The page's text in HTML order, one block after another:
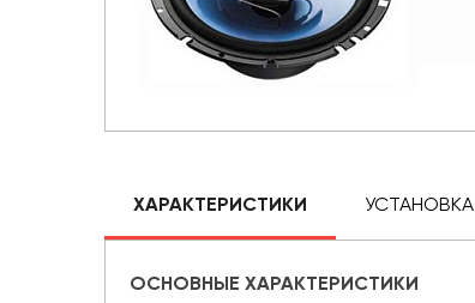
ХАРАКТЕРИСТИКИ УСТАНОВКА
ОСНОВНЫЕ ХАРАКТЕРИСТИКИ